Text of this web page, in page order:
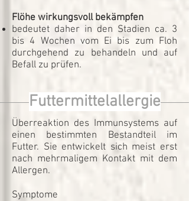
Flöhe wirkungsvoll bekämpfen
bedeutet daher in den Stadien ca. 3
bis 4 Wochen vom Ei bis zum Floh
durchgehend zu behandeln und auf
Befall zu prüfen.
Futtermittelallergie
Überreaktion des Immunsystems auf
einen bestimmten Bestandteil im
Futter. Sie entwickelt sich meist erst
nach mehrmaligem Kontakt mit dem
Allergen.
Symptome